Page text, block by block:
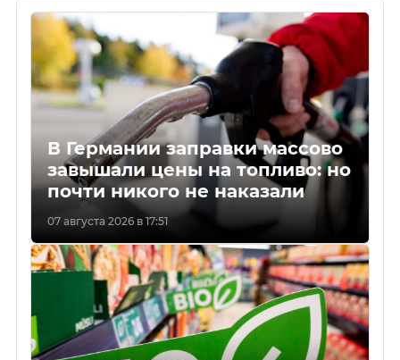
В Германии заправки массово
завышали цены на топливо: но
почти никого не наказали
07 августа 2026 в 17:51